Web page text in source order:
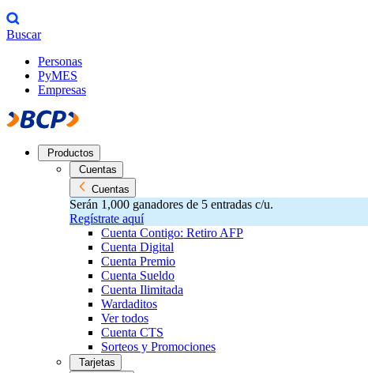
Buscar
Personas
PyMES
Empresas
Productos
Cuentas
Cuentas
Serán 1,000 ganadores de 5 entradas c/u.
Regístrate aquí
Cuenta Contigo: Retiro AFP
Cuenta Digital
Cuenta Premio
Cuenta Sueldo
Cuenta Ilimitada
Wardaditos
Ver todos
Cuenta CTS
Sorteos y Promociones
Tarjetas